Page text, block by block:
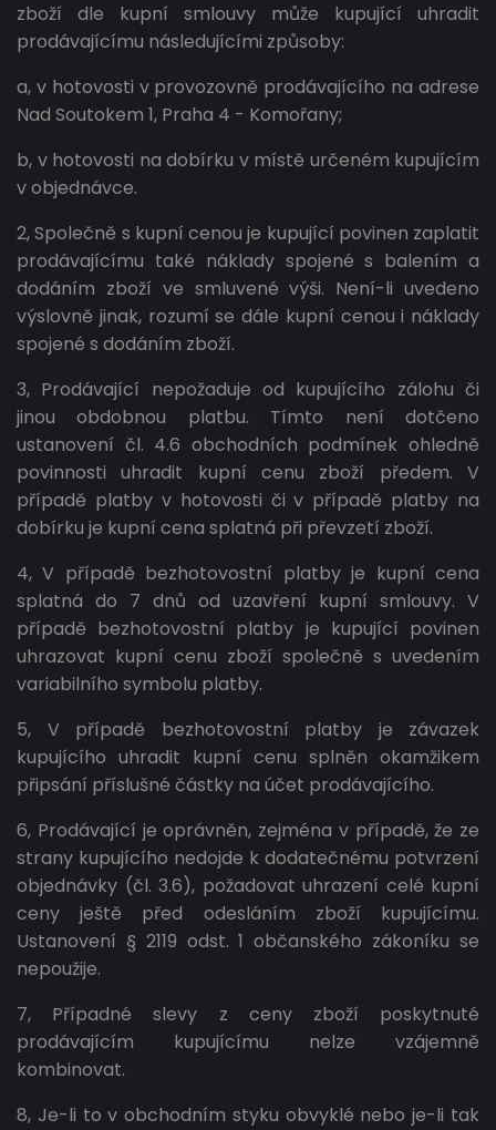
zboží dle kupní smlouvy může kupující uhradit
prodávajícímu následujícími způsoby:
a, v hotovosti v provozovně prodávajícího na adrese
Nad Soutokem 1, Praha 4 - Komořany;
b, v hotovosti na dobírku v místě určeném kupujícím
v objednávce.
2, Společně s kupní cenou je kupující povinen zaplatit
prodávajícímu také náklady spojené s balením a
dodáním zboží ve smluvené výši. Není-li uvedeno
výslovně jinak, rozumí se dále kupní cenou i náklady
spojené s dodáním zboží.
3, Prodávající nepožaduje od kupujícího zálohu či
jinou obdobnou platbu. Tímto není dotčeno
ustanovení čl. 4.6 obchodních podmínek ohledně
povinnosti uhradit kupní cenu zboží předem. V
případě platby v hotovosti či v případě platby na
dobírku je kupní cena splatná při převzetí zboží.
4, V případě bezhotovostní platby je kupní cena
splatná do 7 dnů od uzavření kupní smlouvy. V
případě bezhotovostní platby je kupující povinen
uhrazovat kupní cenu zboží společně s uvedením
variabilního symbolu platby.
5, V případě bezhotovostní platby je závazek
kupujícího uhradit kupní cenu splněn okamžikem
připsání příslušné částky na účet prodávajícího.
6, Prodávající je oprávněn, zejména v případě, že ze
strany kupujícího nedojde k dodatečnému potvrzení
objednávky (čl. 3.6), požadovat uhrazení celé kupní
ceny ještě před odesláním zboží kupujícímu.
Ustanovení § 2119 odst. 1 občanského zákoníku se
nepoužije.
7, Případné slevy z ceny zboží poskytnuté
prodávajícím kupujícímu nelze vzájemně
kombinovat.
8, Je-li to v obchodním styku obvyklé nebo je-li tak